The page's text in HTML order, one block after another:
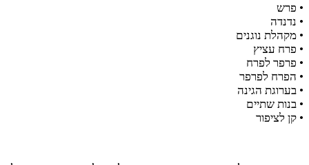
• פרש
• נדנדה
• מקהלת נוגנים
• פרח עציץ
• פרפר לפרח
• הפרח לפרפר
• בערוגת הגינה
• בנות שתיים
• קן לציפור